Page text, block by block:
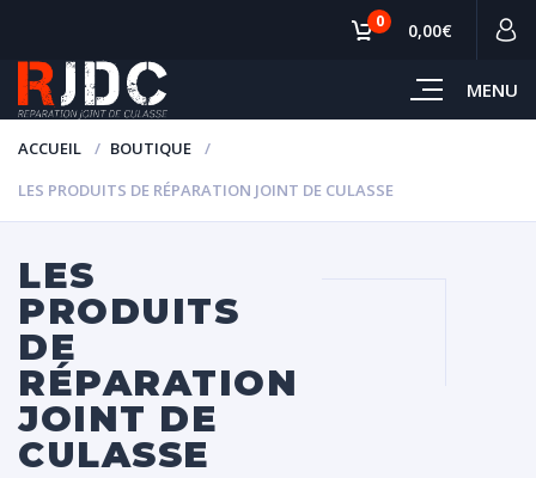
MENU
0 0,00€
ACCUEIL
BOUTIQUE
LES PRODUITS DE RÉPARATION JOINT DE CULASSE
LES
PRODUITS
DE
RÉPARATION
JOINT DE
CULASSE